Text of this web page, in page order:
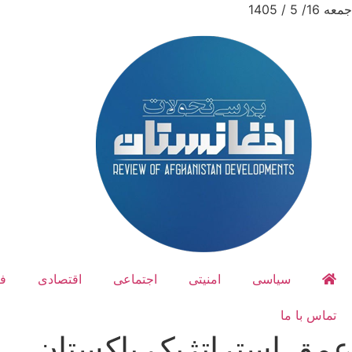
جمعه 16/ 5 / 1405
سیاسی امنیتی اجتماعی اقتصادی
تماس با ما